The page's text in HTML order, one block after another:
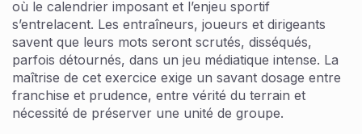
où le calendrier imposant et l’enjeu sportif
s’entrelacent. Les entraîneurs, joueurs et dirigeants
savent que leurs mots seront scrutés, disséqués,
parfois détournés, dans un jeu médiatique intense. La
maîtrise de cet exercice exige un savant dosage entre
franchise et prudence, entre vérité du terrain et
nécessité de préserver une unité de groupe.